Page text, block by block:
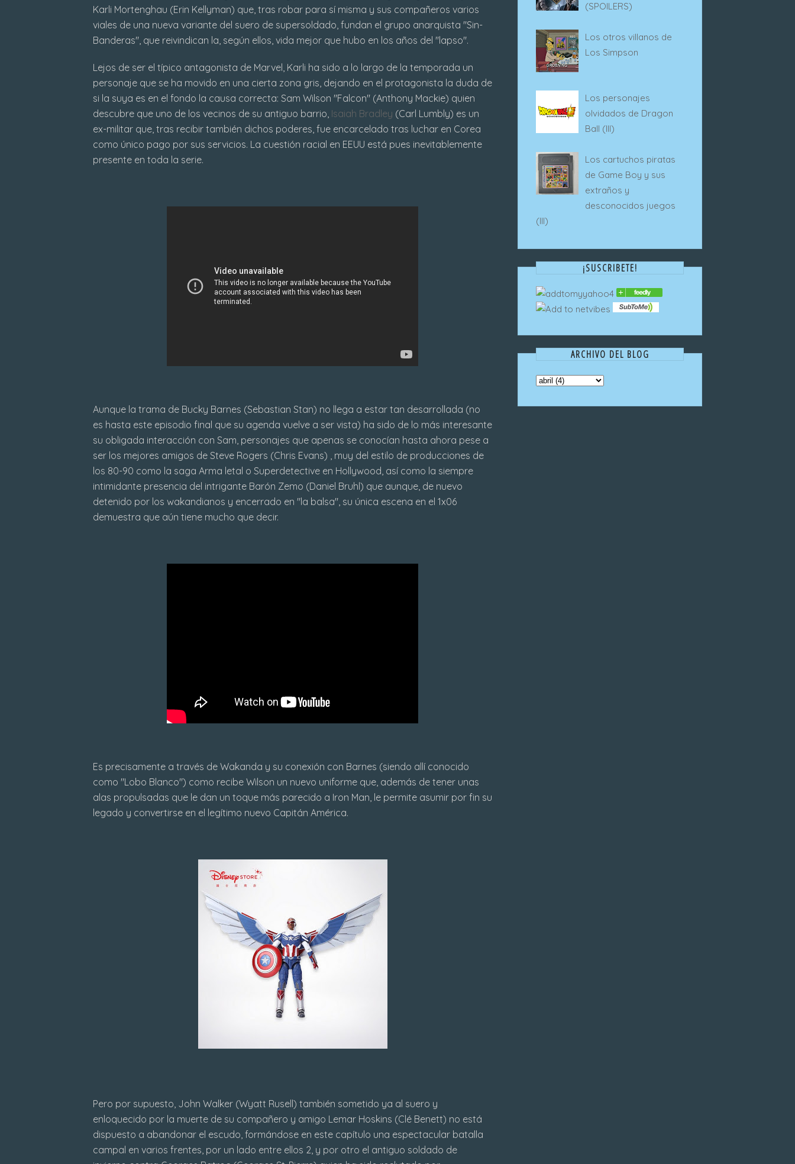
Karli Mortenghau (Erin Kellyman) que, tras robar para sí misma y sus compañeros varios
viales de una nueva variante del suero de supersoldado, fundan el grupo anarquista "Sin-
Banderas", que reivindican la, según ellos, vida mejor que hubo en los años del "lapso".
Lejos de ser el típico antagonista de Marvel, Karli ha sido a lo largo de la temporada un
personaje que se ha movido en una cierta zona gris, dejando en el protagonista la duda de
si la suya es en el fondo la causa correcta: Sam Wilson "Falcon" (Anthony Mackie) quien
descubre que uno de los vecinos de su antiguo barrio, Isaiah Bradley (Carl Lumbly) es un
ex-militar que, tras recibir también dichos poderes, fue encarcelado tras luchar en Corea
como único pago por sus servicios. La cuestión racial en EEUU está pues inevitablemente
presente en toda la serie.
Aunque la trama de Bucky Barnes (Sebastian Stan) no llega a estar tan desarrollada (no
es hasta este episodio final que su agenda vuelve a ser vista) ha sido de lo más interesante
su obligada interacción con Sam, personajes que apenas se conocían hasta ahora pese a
ser los mejores amigos de Steve Rogers (Chris Evans) , muy del estilo de producciones de
los 80-90 como la saga Arma letal o Superdetective en Hollywood, así como la siempre
intimidante presencia del intrigante Barón Zemo (Daniel Bruhl) que aunque, de nuevo
detenido por los wakandianos y encerrado en "la balsa", su única escena en el 1x06
demuestra que aún tiene mucho que decir.
Es precisamente a través de Wakanda y su conexión con Barnes (siendo allí conocido
como "Lobo Blanco") como recibe Wilson un nuevo uniforme que, además de tener unas
alas propulsadas que le dan un toque más parecido a Iron Man, le permite asumir por fin su
legado y convertirse en el legítimo nuevo Capitán América.
Pero por supuesto, John Walker (Wyatt Rusell) también sometido ya al suero y
enloquecido por la muerte de su compañero y amigo Lemar Hoskins (Clé Benett) no está
dispuesto a abandonar el escudo, formándose en este capítulo una espectacular batalla
campal en varios frentes, por un lado entre ellos 2, y por otro el antiguo soldado de
(SPOILERS)
Los otros villanos de
Los Simpson
Los personajes
olvidados de Dragon
Ball (III)
Los cartuchos piratas
de Game Boy y sus
extraños y
desconocidos juegos
(III)
¡SUSCRIBETE!
ARCHIVO DEL BLOG